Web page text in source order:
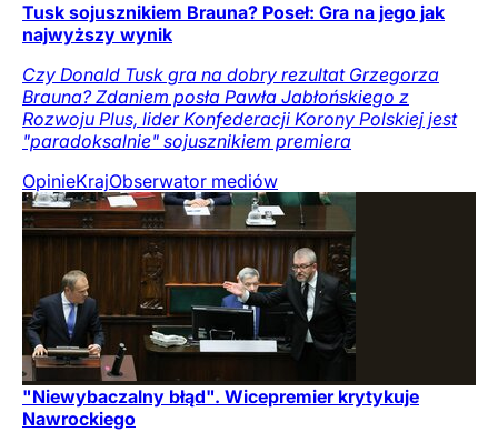
Tusk sojusznikiem Brauna? Poseł: Gra na jego jak
najwyższy wynik
Czy Donald Tusk gra na dobry rezultat Grzegorza
Brauna? Zdaniem posła Pawła Jabłońskiego z
Rozwoju Plus, lider Konfederacji Korony Polskiej jest
"paradoksalnie" sojusznikiem premiera
OpinieKrajObserwator mediów
"Niewybaczalny błąd". Wicepremier krytykuje
Nawrockiego